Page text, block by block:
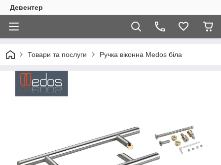
Девентер
Товари та послуги Ручка віконна Medos біла